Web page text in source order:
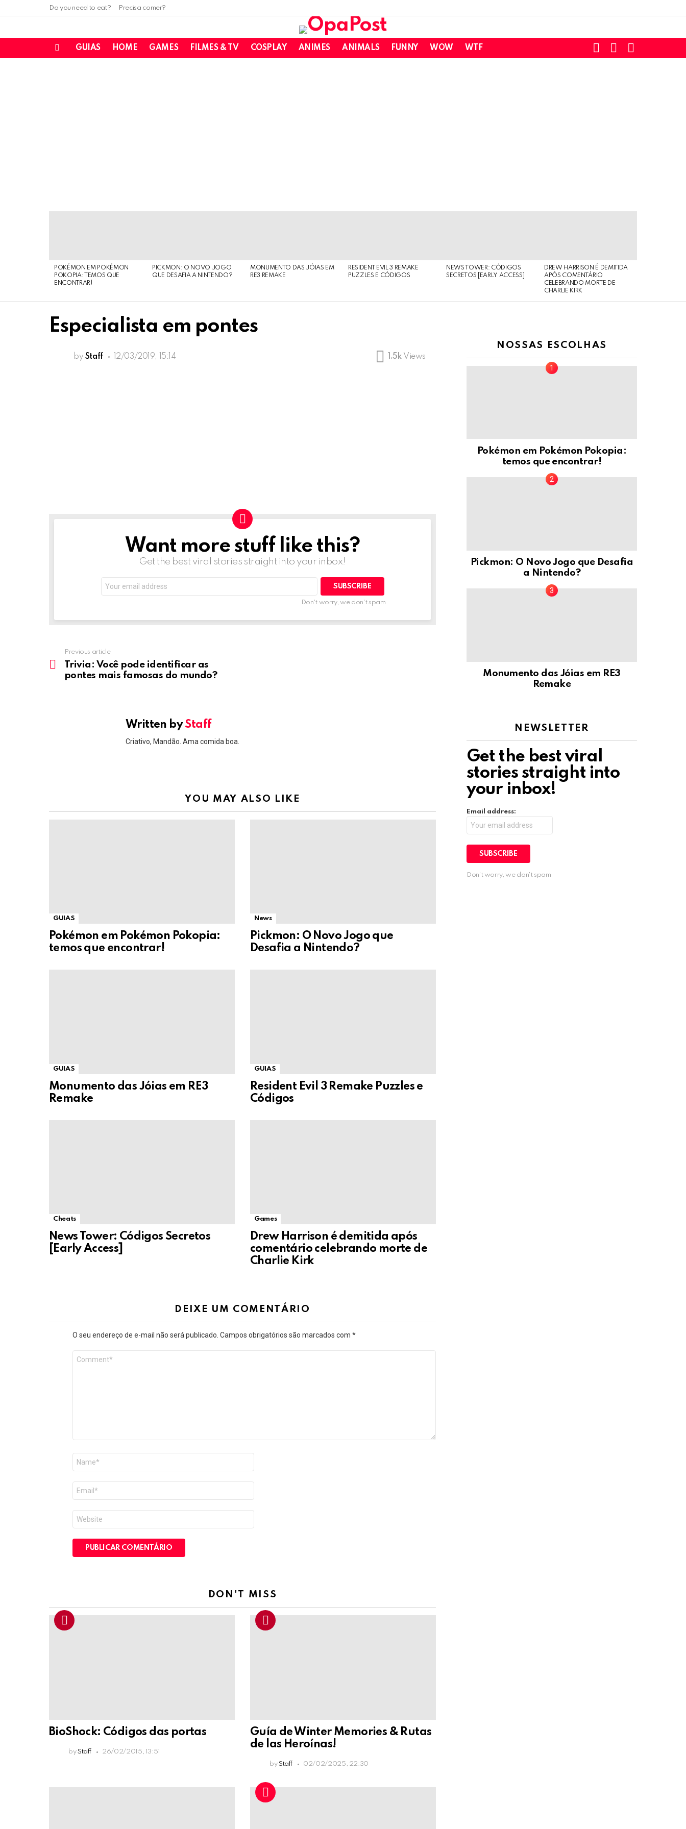
Do you need to eat? Precisa comer?
GUIAS HOME GAMES FILMES & TV COSPLAY ANIMES ANIMALS FUNNY WOW WTF
SWITCH
SKIN
SEARCH
POKÉMON EM POKÉMON
POKOPIA: TEMOS QUE
ENCONTRAR!
PICKMON: O NOVO JOGO
QUE DESAFIA A NINTENDO?
MONUMENTO DAS JÓIAS EM
RE3 REMAKE
RESIDENT EVIL 3 REMAKE
PUZZLES E CÓDIGOS
NEWS TOWER: CÓDIGOS
SECRETOS [EARLY ACCESS]
DREW HARRISON É DEMITIDA
APÓS COMENTÁRIO
CELEBRANDO MORTE DE
CHARLIE KIRK
Especialista em pontes
by Staff 12/03/2019, 15:14 1.5k Views
NEWSLETTERWant more stuff like this?
Get the best viral stories straight into your inbox!
address:
Don't worry, we don't spam
more
Previous article
Trivia: Você pode identificar as
pontes mais famosas do mundo?
Written byStaff
Criativo, Mandão. Ama comida boa.
YOU MAY ALSO LIKE
GUIAS
Pokémon em Pokémon Pokopia:
temos que encontrar!
News
Pickmon: O Novo Jogo que
Desafia a Nintendo?
GUIAS
Monumento das Jóias em RE3
Remake
GUIAS
Resident Evil 3 Remake Puzzles e
Códigos
Cheats
News Tower: Códigos Secretos
[Early Access]
Games
Drew Harrison é demitida após
comentário celebrando morte de
Charlie Kirk
DEIXE UM COMENTÁRIO
O seu endereço de e-mail não será publicado. Campos obrigatórios são marcados com *
mail
*
DON'T MISS
BioShock: Códigos das portas
by Staff 26/02/2015, 13:51
Guía de Winter Memories & Rutas
de las Heroínas!
by Staff 02/02/2025, 22:30
NOSSAS ESCOLHAS
Pokémon em Pokémon Pokopia:
temos que encontrar!
Pickmon: O Novo Jogo que Desafia
a Nintendo?
Monumento das Jóias em RE3
Remake
NEWSLETTER
Get the best viral
stories straight into
your inbox!
Email address:
Don't worry, we don't spam